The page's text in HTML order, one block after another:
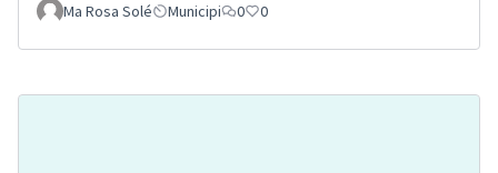
Ma Rosa Solé Municipi 0 0